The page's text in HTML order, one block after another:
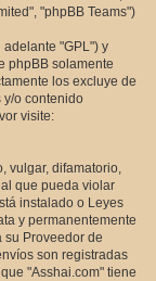
"phpBB Teams")
adelante "GPL") y
phpBB solamente
los excluye de
y/o contenido
visite:
vulgar, difamatorio,
que pueda violar
instalado o Leyes
y permanentemente
su Proveedor de
son registradas
"Asshai.com" tiene